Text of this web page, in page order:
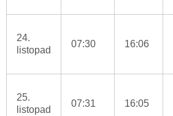
24.
listopad
07:30 16:06
25.
listopad
07:31 16:05